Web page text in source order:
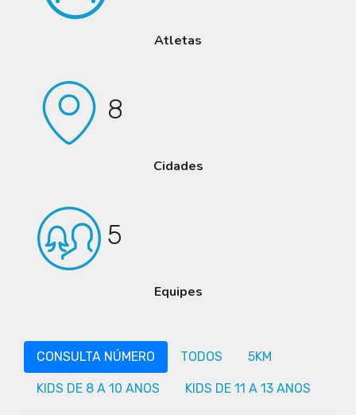
Atletas
8
Cidades
5
Equipes
CONSULTA NÚMERO TODOS 5KM
KIDS DE 8 A 10 ANOS KIDS DE 11 A 13 ANOS